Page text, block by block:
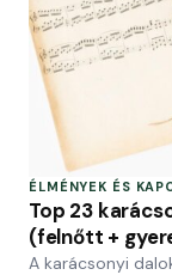
ÉLMÉNYEK ÉS
Top 23
(felnőtt +
A karácsonyi